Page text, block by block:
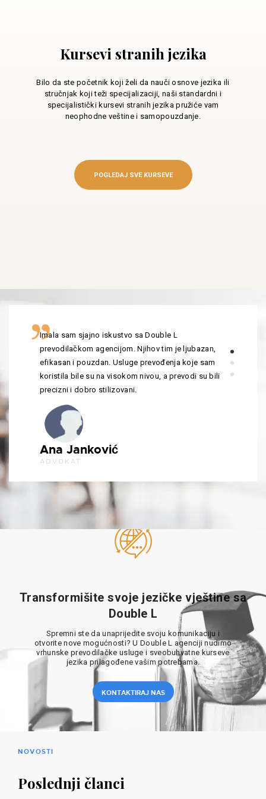
Kursevi stranih jezika
Bilo da ste početnik koji želi da nauči osnove jezika ili
stručnjak koji teži specijalizaciji, naši standardni i
specijalistički kursevi stranih jezika pružiće vam
neophodne veštine i samopouzdanje.
POGLEDAJ SVE KURSEVE
Imala sam sjajno iskustvo sa Double L
prevodilačkom agencijom. Njihov tim je ljubazan,
efikasan i pouzdan. Usluge prevođenja koje sam
koristila bile su na visokom nivou, a prevodi su bili
precizni i dobro stilizovani.
Ana Janković
ADVOKAT
Transformišite svoje jezičke vještine sa
Double L
Spremni ste da unaprijedite svoju komunikaciju i
otvorite nove mogućnosti? U Double L agenciji nudimo
vrhunske prevodilačke usluge i sveobuhvatne kurseve
jezika prilagođene vašim potrebama.
KONTAKTIRAJ NAS
NOVOSTI
Poslednji članci